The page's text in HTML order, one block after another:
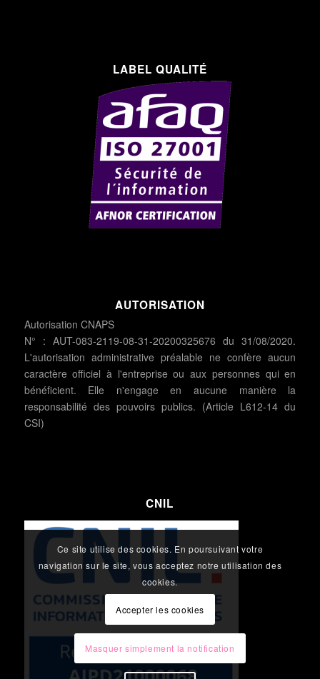
LABEL QUALITÉ
AUTORISATION
Autorisation CNAPS
N° : AUT-083-2119-08-31-20200325676 du 31/08/2020.
L'autorisation administrative préalable ne confère aucun
caractère officiel à l'entreprise ou aux personnes qui en
bénéficient. Elle n'engage en aucune manière la
responsabilité des pouvoirs publics. (Article L612-14 du
CSI)
CNIL
Ce site utilise des cookies. En poursuivant votre
navigation sur le site, vous acceptez notre utilisation des
cookies.
Accepter les cookies
Masquer simplement la notification